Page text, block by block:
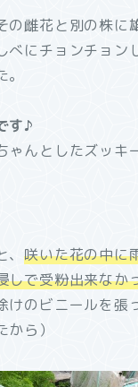
の雌花と別の株に
べにチョンチョン
す♪
ゃんとしたズッキ
、咲いた花の中に
しで受粉出来なか
けのビニールを張
から）